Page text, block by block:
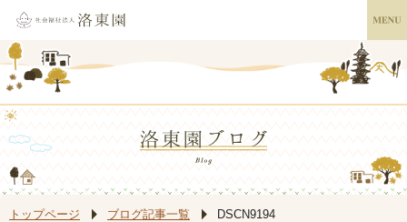
トップページ ブログ記事一覧 DSCN9194